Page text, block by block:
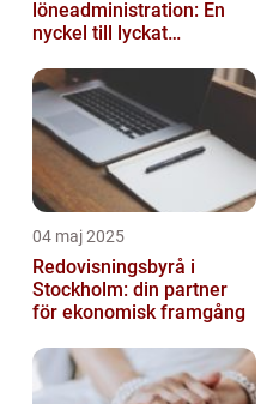
löneadministration: En
nyckel till lyckat
04 maj 2025
Redovisningsbyrå i
Stockholm: din partner
för ekonomisk framgång